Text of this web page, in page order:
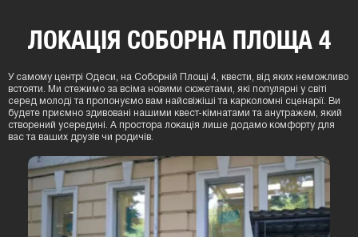
ЛОКАЦIЯ СОБОРНА ПЛОЩА 4
У самому центрі Одеси, на Соборній Площі 4, квести, від яких неможливо
встояти. Ми стежимо за всіма новими сюжетами, які популярні у світі
серед молоді та пропонуємо вам найсвіжіші та карколомні сценарії. Ви
будете приємно здивовані нашими квест-кімнатами та анутражем, який
створений усередині. А простора локація лише додамо комфорту для
вас та ваших друзів чи родичів.